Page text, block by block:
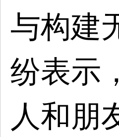
与构建
纷表示
人和朋